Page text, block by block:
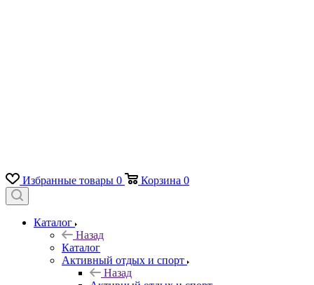
Избранные товары 0 Корзина 0
Каталог
Назад
Каталог
Активный отдых и спорт
Назад